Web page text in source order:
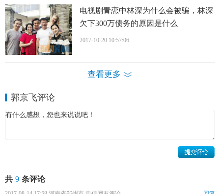
郭京飞个人资料郭京飞情感经历
电视剧青恋中林深为什么会被骗，林深
欠下300万债务的原因是什么
2017-10-20 10:57:06
查看更多
郭京飞评论
共 9 条评论